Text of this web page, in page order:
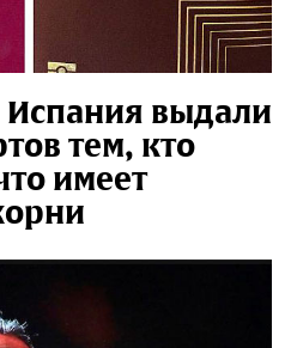
Испания выдали
тем, кто
имеет